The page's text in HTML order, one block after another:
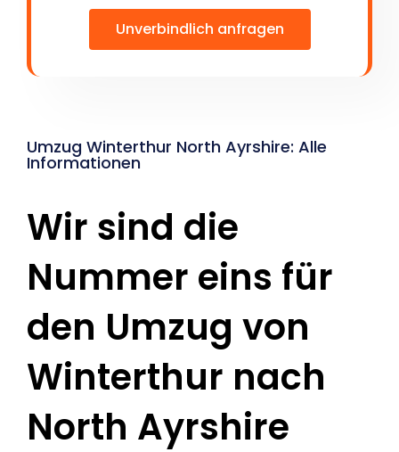
Unverbindlich anfragen
Umzug Winterthur North Ayrshire: Alle
Informationen
Wir sind die
Nummer eins für
den Umzug von
Winterthur nach
North Ayrshire